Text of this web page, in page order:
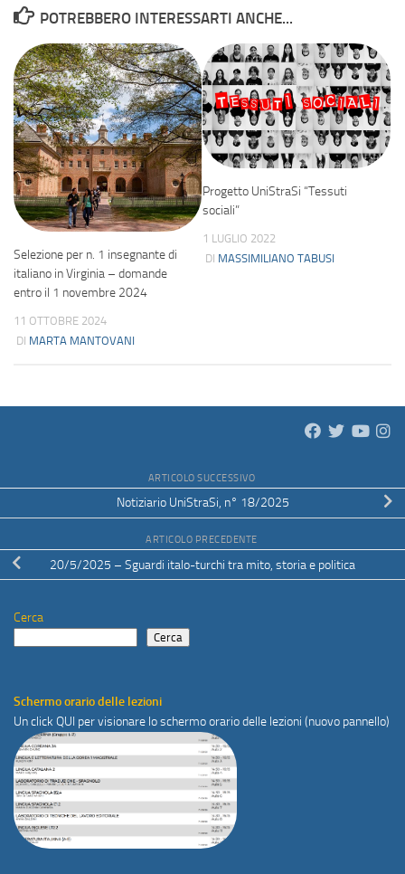
POTREBBERO INTERESSARTI ANCHE...
Selezione per n. 1 insegnante di
italiano in Virginia – domande
entro il 1 novembre 2024
11 OTTOBRE 2024
DI MARTA MANTOVANI
Progetto UniStraSi “Tessuti
sociali”
1 LUGLIO 2022
DI MASSIMILIANO TABUSI
ARTICOLO SUCCESSIVO
Notiziario UniStraSi, n° 18/2025
ARTICOLO PRECEDENTE
20/5/2025 – Sguardi italo-turchi tra mito, storia e politica
Cerca
Cerca
Schermo orario delle lezioni
Un click QUI per visionare lo schermo orario delle lezioni (nuovo pannello)